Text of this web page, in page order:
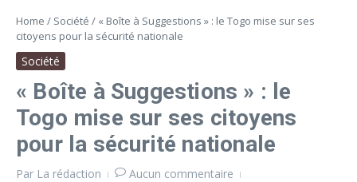
Home / Société / « Boîte à Suggestions » : le Togo mise sur ses
citoyens pour la sécurité nationale
Société
« Boîte à Suggestions » : le
Togo mise sur ses citoyens
pour la sécurité nationale
Par La rédaction
Aucun commentaire